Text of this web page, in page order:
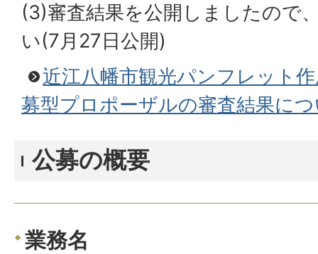
(3)審査結果を公開しましたので
い(7月27日公開)
近江八幡市観光パンフレット
募型プロポーザルの審査結果に
公募の概要
業務名